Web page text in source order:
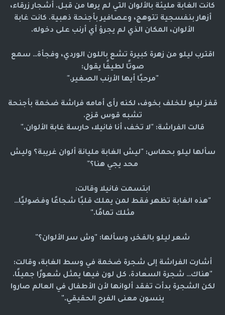
كانت الغابة مليئة بالألوان التي لم يرها من قبل. أشجار زرقاء،
أزهار بنفسجية تتوهج، وعصافير بأجنحة ذهبية. كانت غابة
الألوان، المكان الذي لم يجرؤ أي أرنب على دخوله.
اقترب ليلو من زهرة كبيرة تشع باللون الوردي، وفجأة… سمع
صوتًا لطيفًا يقول:
"مرحبًا أيها الأرنب الصغير."
قفز ليلو للخلف بخوف، لكنه رأى أمامه فراشة ضخمة بأجنحة
تشبه قوس قزح.
قالت الفراشة: "لا تخف، أنا فانيلا، حارسة غابة الألوان."
سألها ليلو بحماس: "ليش الغابة مليانة ألوان غريبة؟ وليش
محد يجي هنا؟"
ابتسمت فانيلا وقالت:
"هذه الغابة تظهر فقط لمن يملك قلبًا شجاعًا وفضوليًا…
مثلك تمامًا."
شعر ليلو بالفخر، وسألها: "وش سر الألوان؟"
أشارت الفراشة إلى شجرة ضخمة في وسط الغابة، وقالت:
"هناك… شجرة السعادة. كل لون فيها يمثل شعورًا جميلًا.
لكن الشجرة بدأت تفقد ألوانها لأن الأطفال في العالم صاروا
ينسون معنى الفرح الحقيقي."